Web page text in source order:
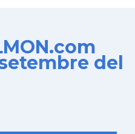
del